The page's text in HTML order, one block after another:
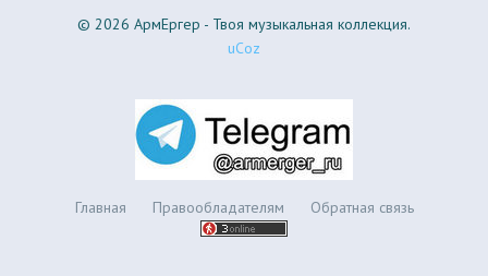
© 2026 АрмЕргер - Твоя музыкальная коллекция.
uCoz
Главная Правообладателям Обратная связь